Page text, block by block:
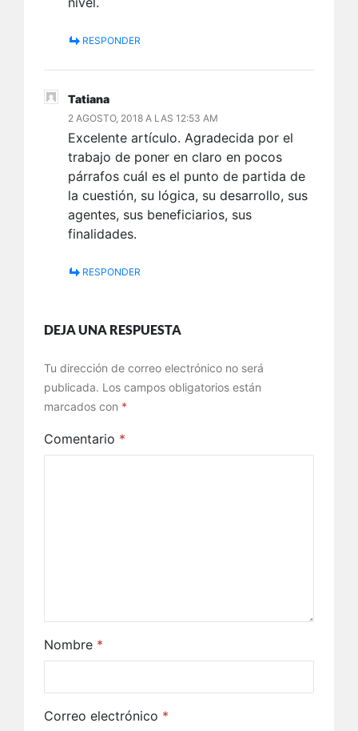
RESPONDER
Tatiana
2 AGOSTO, 2018 A LAS 12:53 AM
Excelente artículo. Agradecida por el
trabajo de poner en claro en pocos
párrafos cuál es el punto de partida de
la cuestión, su lógica, su desarrollo, sus
agentes, sus beneficiarios, sus
finalidades.
RESPONDER
DEJA UNA RESPUESTA
Tu dirección de correo electrónico no será
publicada. Los campos obligatorios están
marcados con *
Comentario *
Nombre *
Correo electrónico *